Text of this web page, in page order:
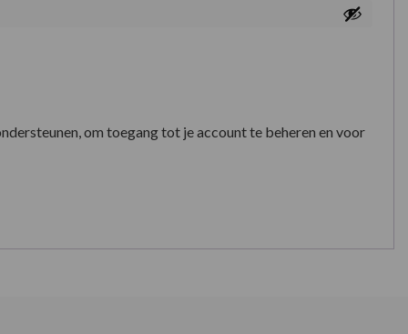
om toegang tot je account te beheren en voor